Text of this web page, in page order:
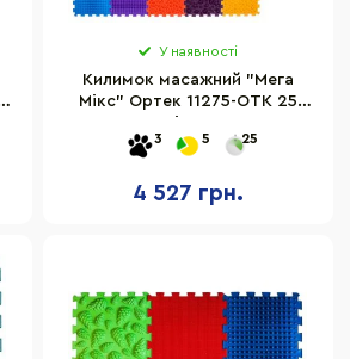
У наявності
Килимок масажний "Мега
Мікс" Ортек 11275-OTK 25
3 5 25
4 527 грн.